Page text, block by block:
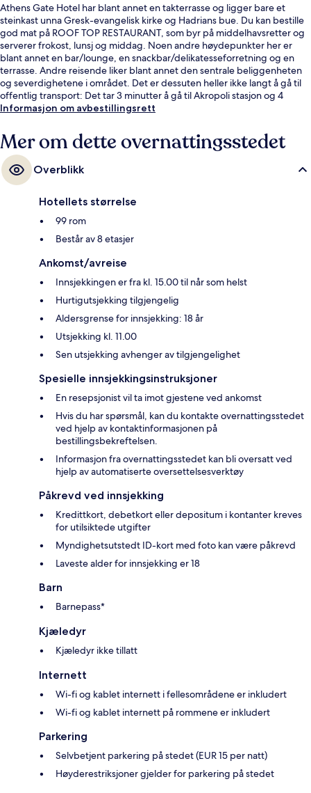
Athens Gate Hotel har blant annet en takterrasse og ligger bare et
steinkast unna Gresk-evangelisk kirke og Hadrians bue. Du kan bestille
god mat på ROOF TOP RESTAURANT, som byr på middelhavsretter og
serverer frokost, lunsj og middag. Noen andre høydepunkter her er
blant annet en bar/lounge, en snackbar/delikatesseforretning og en
terrasse. Andre reisende liker blant annet den sentrale beliggenheten
og severdighetene i området. Det er dessuten heller ikke langt å gå til
offentlig transport: Det tar 3 minutter å gå til Akropoli stasjon og 4
minutter å gå til Leoforos Vouliagmenis stasjon.
Informasjon om avbestillingsrett
Mer om dette overnattingsstedet
Overblikk
Hotellets størrelse
99 rom
Består av 8 etasjer
Ankomst/avreise
Innsjekkingen er fra kl. 15.00 til når som helst
Hurtigutsjekking tilgjengelig
Aldersgrense for innsjekking: 18 år
Utsjekking kl. 11.00
Sen utsjekking avhenger av tilgjengelighet
Spesielle innsjekkingsinstruksjoner
En resepsjonist vil ta imot gjestene ved ankomst
Hvis du har spørsmål, kan du kontakte overnattingsstedet
ved hjelp av kontaktinformasjonen på
bestillingsbekreftelsen.
Informasjon fra overnattingsstedet kan bli oversatt ved
hjelp av automatiserte oversettelsesverktøy
Påkrevd ved innsjekking
Kredittkort, debetkort eller depositum i kontanter kreves
for utilsiktede utgifter
Myndighetsutstedt ID-kort med foto kan være påkrevd
Laveste alder for innsjekking er 18
Barn
Barnepass*
Kjæledyr
Kjæledyr ikke tillatt
Internett
Wi-fi og kablet internett i fellesområdene er inkludert
Wi-fi og kablet internett på rommene er inkludert
Parkering
Selvbetjent parkering på stedet (EUR 15 per natt)
Høyderestriksjoner gjelder for parkering på stedet